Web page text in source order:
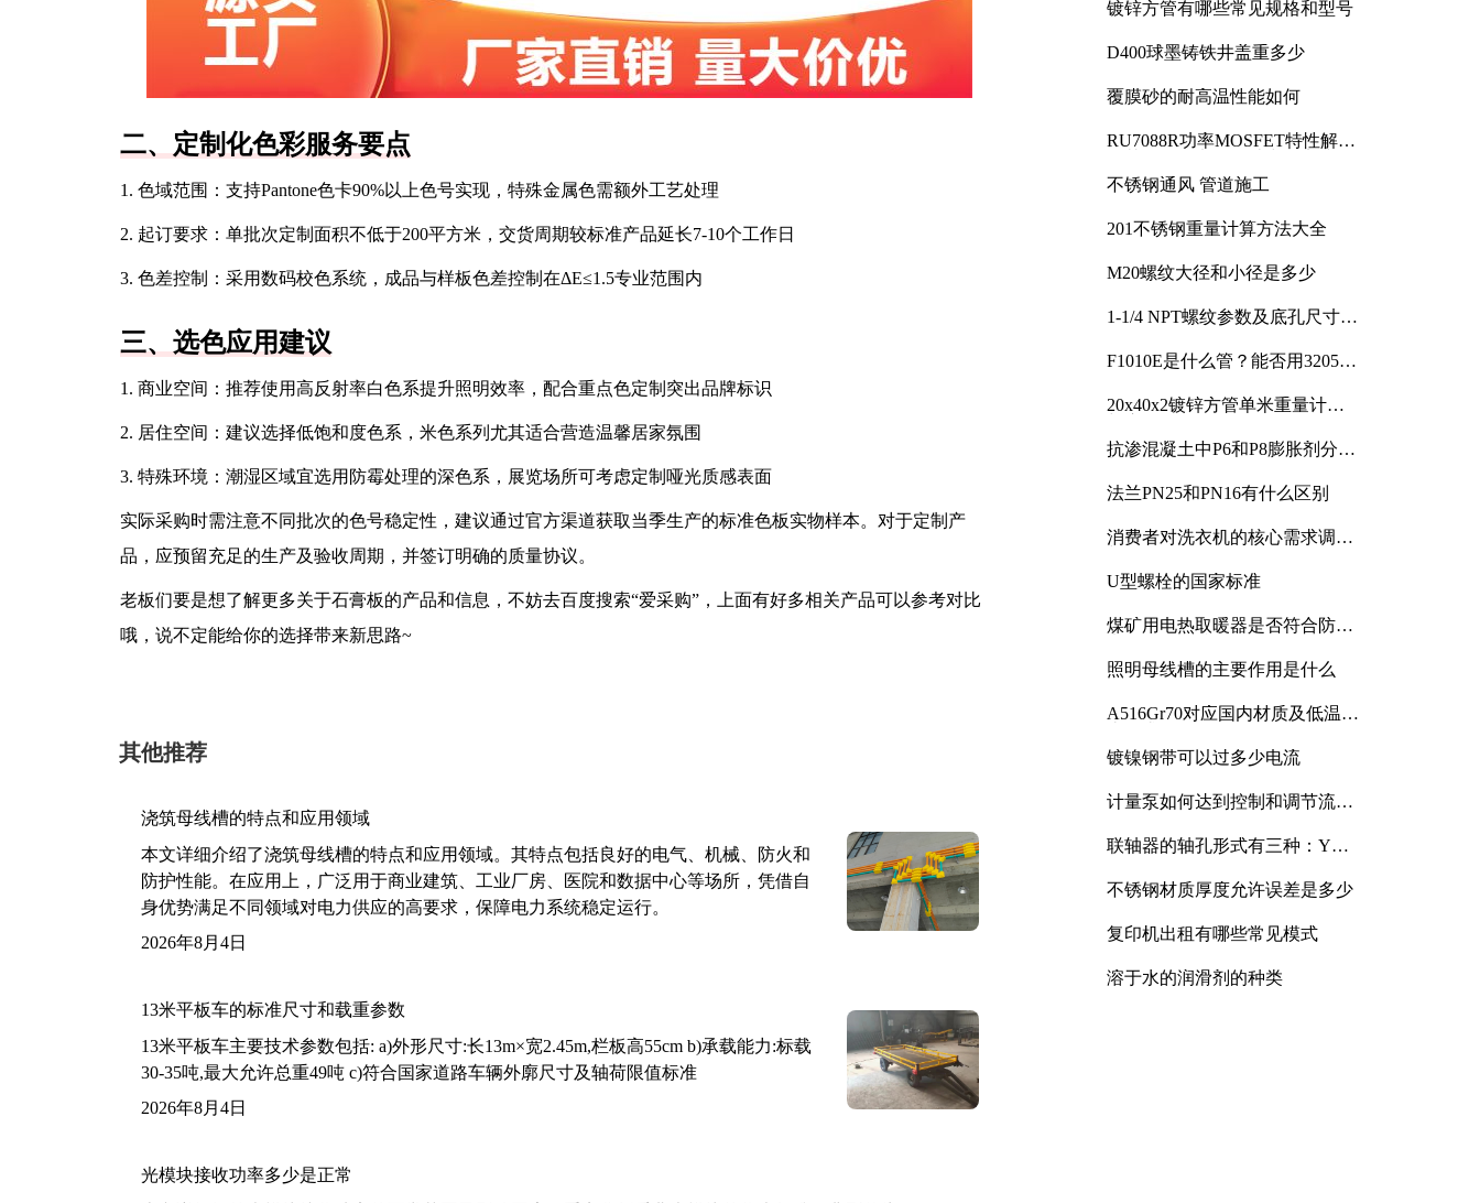
二、定制化色彩服务要点
1. 色域范围：支持Pantone色卡90%以上色号实现，特殊金属色需额外工艺处理
2. 起订要求：单批次定制面积不低于200平方米，交货周期较标准产品延长7-10个工作日
3. 色差控制：采用数码校色系统，成品与样板色差控制在ΔE≤1.5专业范围内
三、选色应用建议
1. 商业空间：推荐使用高反射率白色系提升照明效率，配合重点色定制突出品牌标识
2. 居住空间：建议选择低饱和度色系，米色系列尤其适合营造温馨居家氛围
3. 特殊环境：潮湿区域宜选用防霉处理的深色系，展览场所可考虑定制哑光质感表面
实际采购时需注意不同批次的色号稳定性，建议通过官方渠道获取当季生产的标准色板实物样本。对于定制产
品，应预留充足的生产及验收周期，并签订明确的质量协议。
老板们要是想了解更多关于石膏板的产品和信息，不妨去百度搜索“爱采购”，上面有好多相关产品可以参考对比
哦，说不定能给你的选择带来新思路~
其他推荐
浇筑母线槽的特点和应用领域
本文详细介绍了浇筑母线槽的特点和应用领域。其特点包括良好的电气、机械、防火和
防护性能。在应用上，广泛用于商业建筑、工业厂房、医院和数据中心等场所，凭借自
身优势满足不同领域对电力供应的高要求，保障电力系统稳定运行。
2026年8月4日
13米平板车的标准尺寸和载重参数
13米平板车主要技术参数包括: a)外形尺寸:长13m×宽2.45m,栏板高55cm b)承载能力:标载
30-35吨,最大允许总重49吨 c)符合国家道路车辆外廓尺寸及轴荷限值标准
2026年8月4日
光模块接收功率多少是正常
镀锌方管有哪些常见规格和型号
D400球墨铸铁井盖重多少
覆膜砂的耐高温性能如何
RU7088R功率MOSFET特性解析
不锈钢通风 管道施工
201不锈钢重量计算方法大全
M20螺纹大径和小径是多少
1-1/4 NPT螺纹参数及底孔尺寸详
F1010E是什么管？能否用3205或
20x40x2镀锌方管单米重量计算
抗渗混凝土中P6和P8膨胀剂分别
法兰PN25和PN16有什么区别
消费者对洗衣机的核心需求调研
U型螺栓的国家标准
煤矿用电热取暖器是否符合防爆
照明母线槽的主要作用是什么
A516Gr70对应国内材质及低温冲
镀镍钢带可以过多少电流
计量泵如何达到控制和调节流量
联轴器的轴孔形式有三种：Y
不锈钢材质厚度允许误差是多少
复印机出租有哪些常见模式
溶于水的润滑剂的种类